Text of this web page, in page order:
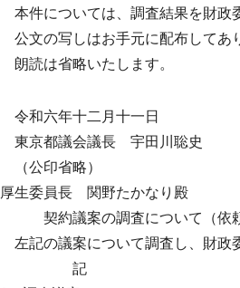
本件については、調査結果を財政
公文の写しはお手元に配布してあ
朗読は省略いたします。
令和六年十二月十一日
東京都議会議長 宇田川聡史
（公印省略）
厚生委員長 関野たかなり殿
契約議案の調査について（依頼
左記の議案について調査し、財政
記